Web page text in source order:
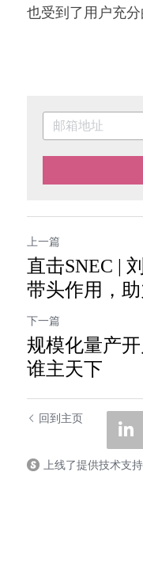
也受到了用户充分
上一篇
直击SNEC |
带头作用，
下一篇
规模化量产
谁主天下
回到主页
上线了提供技术支持